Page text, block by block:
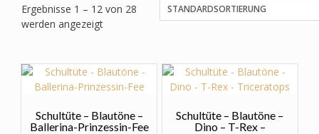
Ergebnisse 1 – 12 von 28
werden angezeigt
Schultüte – Blautöne –
Ballerina-Prinzessin-Fee
Schultüte – Blautöne –
Dino – T-Rex –